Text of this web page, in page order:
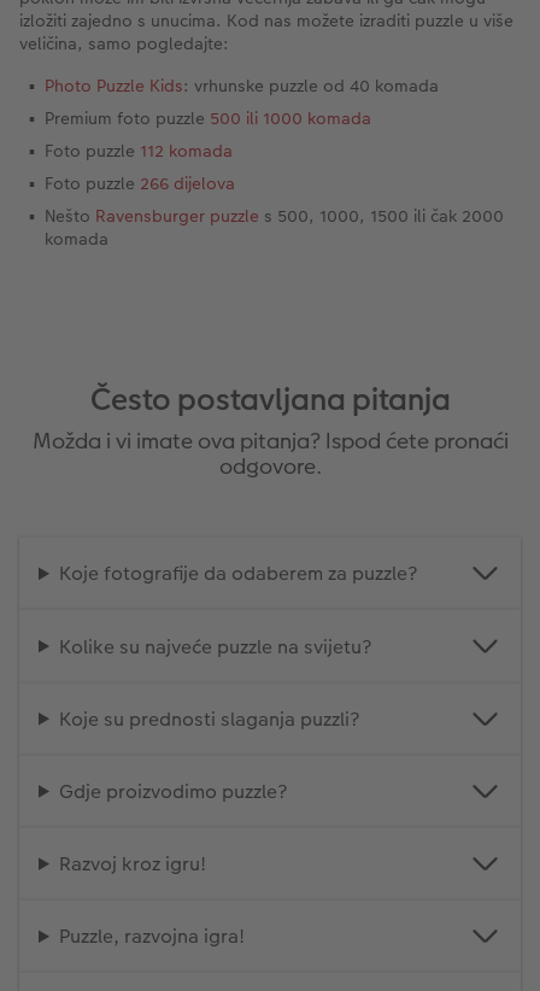
izložiti zajedno s unucima. Kod nas možete izraditi puzzle u više
veličina, samo pogledajte:
Photo Puzzle Kids: vrhunske puzzle od 40 komada
Premium foto puzzle 500 ili 1000 komada
Foto puzzle 112 komada
Foto puzzle 266 dijelova
Nešto Ravensburger puzzle s 500, 1000, 1500 ili čak 2000
komada
Često postavljana pitanja
Možda i vi imate ova pitanja? Ispod ćete pronaći
odgovore.
Koje fotografije da odaberem za puzzle?
Kolike su najveće puzzle na svijetu?
Koje su prednosti slaganja puzzli?
Gdje proizvodimo puzzle?
Razvoj kroz igru!
Puzzle, razvojna igra!